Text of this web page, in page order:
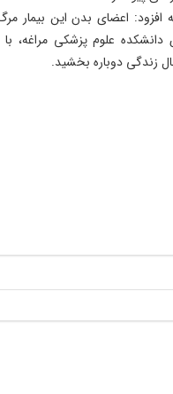
اعضای بدن این بیمار
علوم پزشکی مراغه، با
زندگی دوباره بخشید.